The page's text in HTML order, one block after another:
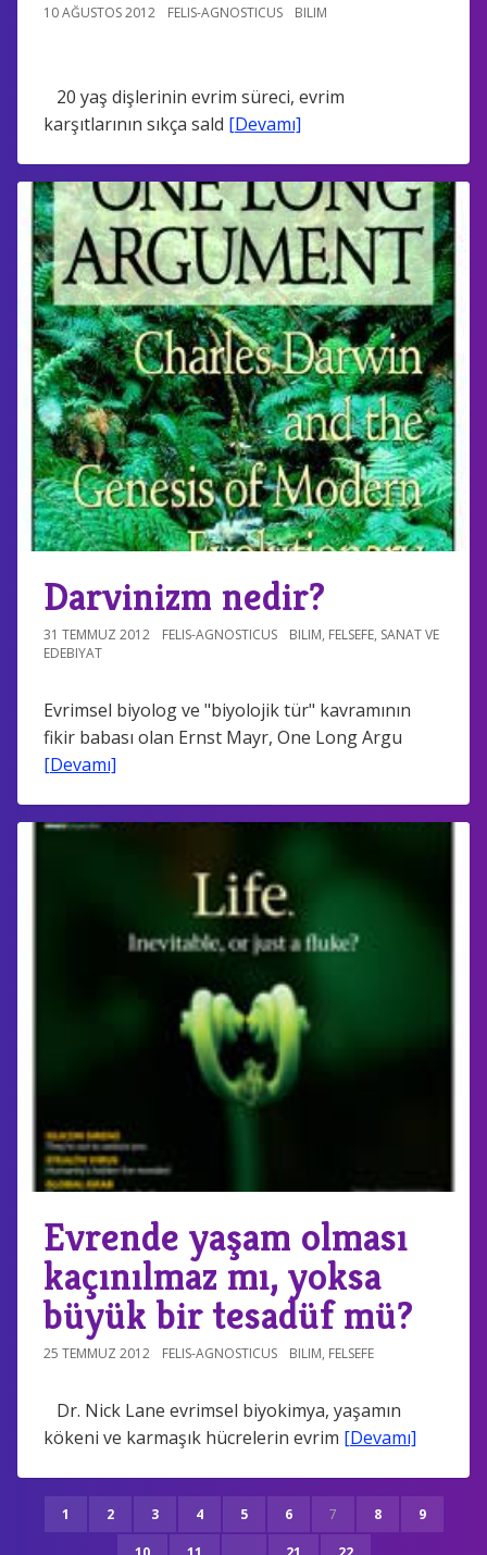
10 AĞUSTOS 2012 FELIS-AGNOSTICUS BILIM
20 yaş dişlerinin evrim süreci, evrim
karşıtlarının sıkça sald [Devamı]
Darvinizm nedir?
31 TEMMUZ 2012 FELIS-AGNOSTICUS BILIM, FELSEFE, SANAT VE
EDEBIYAT
Evrimsel biyolog ve "biyolojik tür" kavramının
fikir babası olan Ernst Mayr, One Long Argu
[Devamı]
Evrende yaşam olması
kaçınılmaz mı, yoksa
büyük bir tesadüf mü?
25 TEMMUZ 2012 FELIS-AGNOSTICUS BILIM, FELSEFE
Dr. Nick Lane evrimsel biyokimya, yaşamın
kökeni ve karmaşık hücrelerin evrim [Devamı]
1 2 3 4 5 6 7 8 9